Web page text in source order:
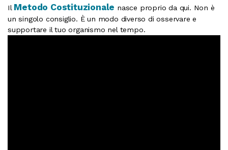
Il Metodo Costituzionale nasce proprio da qui. Non è
un singolo consiglio. È un modo diverso di osservare e
supportare il tuo organismo nel tempo.